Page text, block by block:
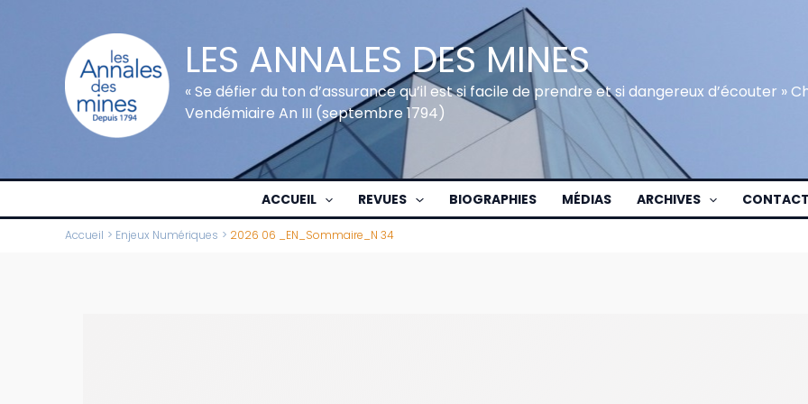
LES ANNALES DES MINES
« Se défier du ton d’assurance qu’il est si facile de prendre et si dangereux d’écouter »
Vendémiaire An III (septembre 1794)
ACCUEIL REVUES BIOGRAPHIES MÉDIAS ARCHIVES CONTACT
Accueil Enjeux Numériques 2026 06 _EN_Sommaire_N 34